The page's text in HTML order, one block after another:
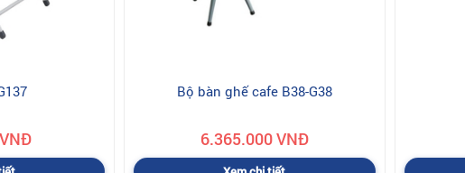
Bộ bàn ghế cafe B38-G38
6.365.000 VNĐ